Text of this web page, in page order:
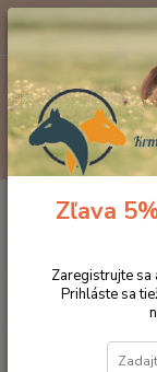
Značka
MONTAR Beige Crystal
Zľava
Zaregistrujte sa
Prihláste sa